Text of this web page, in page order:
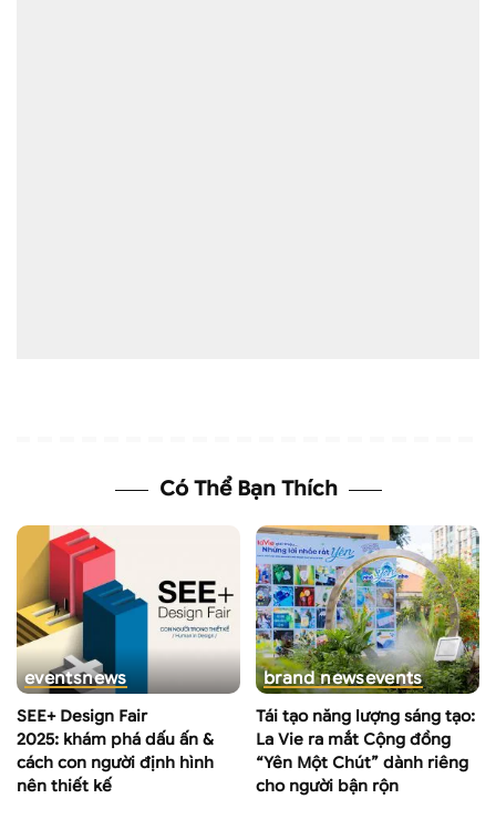
Có Thể Bạn Thích
eventsnews
SEE+ Design Fair
2025: khám phá dấu ấn &
cách con người định hình
nên thiết kế
brand newsevents
Tái tạo năng lượng sáng tạo:
La Vie ra mắt Cộng đồng
“Yên Một Chút” dành riêng
cho người bận rộn